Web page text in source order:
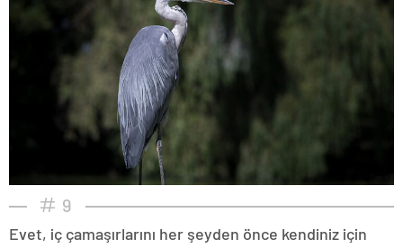
9
Evet, iç çamaşırlarını her şeyden önce kendiniz için